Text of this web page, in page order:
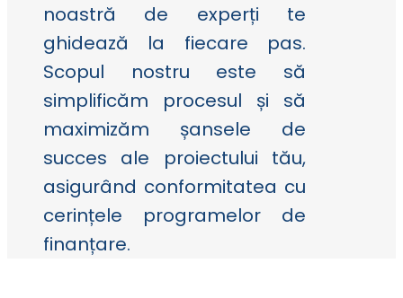
noastră de experți te
ghidează la fiecare pas.
Scopul nostru este să
simplificăm procesul și să
maximizăm șansele de
succes ale proiectului tău,
asigurând conformitatea cu
cerințele programelor de
finanțare.